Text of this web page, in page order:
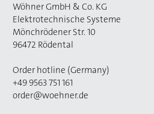
Wöhner GmbH & Co. KG
Elektrotechnische Systeme
Mönchrödener Str. 10
96472 Rödental
Order hotline (Germany)
+49 9563 751 161
order@woehner.de